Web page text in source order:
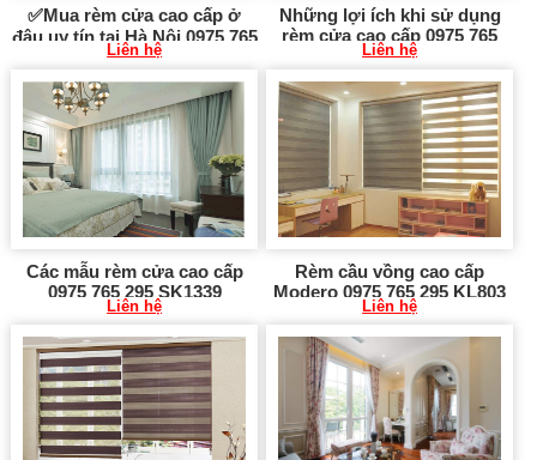
✅Mua rèm cửa cao cấp ở
đâu uy tín tại Hà Nội 0975 765
295 SK337
Liên hệ
Những lợi ích khi sử dụng
rèm cửa cao cấp 0975 765
295 SK133
Liên hệ
Các mẫu rèm cửa cao cấp
0975 765 295 SK1339
Liên hệ
Rèm cầu vồng cao cấp
Modero 0975 765 295 KL803
Liên hệ